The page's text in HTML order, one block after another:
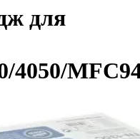
для
4050/